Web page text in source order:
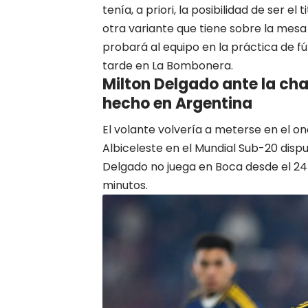
tenía, a priori, la posibilidad de ser el
otra variante que tiene sobre la
probará al equipo en la práctica de
tarde en La Bombonera.
Milton Delgado ante la
hecho en Argentina
El volante volvería a meterse en el
Albiceleste en el Mundial Sub-20
Delgado no juega en Boca desde el
minutos.